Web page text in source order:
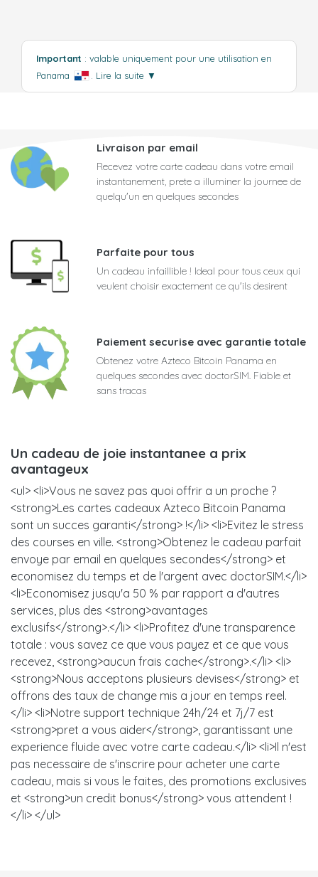
Important : valable uniquement pour une utilisation en
Panama
Lire la suite ▼
Livraison par email
Recevez votre carte cadeau dans votre email
instantanement, prete a illuminer la journee de
quelqu'un en quelques secondes
Parfaite pour tous
Un cadeau infaillible ! Ideal pour tous ceux qui
veulent choisir exactement ce qu'ils desirent
Paiement securise avec garantie totale
Obtenez votre Azteco Bitcoin Panama en
quelques secondes avec doctorSIM. Fiable et
sans tracas
Un cadeau de joie instantanee a prix
avantageux
<ul> <li>Vous ne savez pas quoi offrir a un proche ?
<strong>Les cartes cadeaux Azteco Bitcoin Panama
sont un succes garanti</strong> !</li> <li>Evitez le stress
des courses en ville. <strong>Obtenez le cadeau parfait
envoye par email en quelques secondes</strong> et
economisez du temps et de l'argent avec doctorSIM.</li>
<li>Economisez jusqu'a 50 % par rapport a d'autres
services, plus des <strong>avantages
exclusifs</strong>.</li> <li>Profitez d'une transparence
totale : vous savez ce que vous payez et ce que vous
recevez, <strong>aucun frais cache</strong>.</li> <li>
<strong>Nous acceptons plusieurs devises</strong> et
offrons des taux de change mis a jour en temps reel.
</li> <li>Notre support technique 24h/24 et 7j/7 est
<strong>pret a vous aider</strong>, garantissant une
experience fluide avec votre carte cadeau.</li> <li>Il n'est
pas necessaire de s'inscrire pour acheter une carte
cadeau, mais si vous le faites, des promotions exclusives
et <strong>un credit bonus</strong> vous attendent !
</li> </ul>